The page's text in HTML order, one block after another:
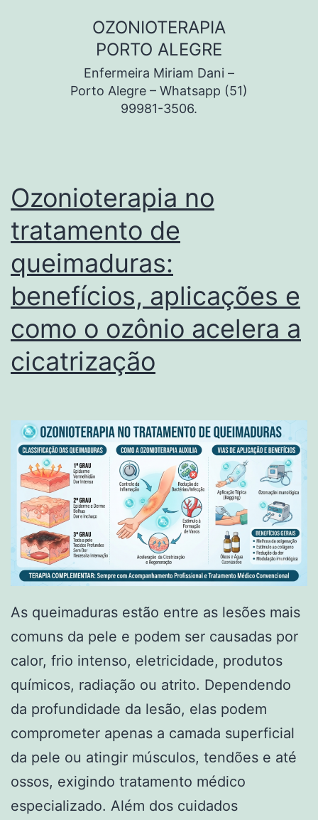
OZONIOTERAPIA
PORTO ALEGRE
Enfermeira Miriam Dani –
Porto Alegre – Whatsapp (51)
99981-3506.
Ozonioterapia no
tratamento de
queimaduras:
benefícios, aplicações e
como o ozônio acelera a
cicatrização
As queimaduras estão entre as lesões mais
comuns da pele e podem ser causadas por
calor, frio intenso, eletricidade, produtos
químicos, radiação ou atrito. Dependendo
da profundidade da lesão, elas podem
comprometer apenas a camada superficial
da pele ou atingir músculos, tendões e até
ossos, exigindo tratamento médico
especializado. Além dos cuidados